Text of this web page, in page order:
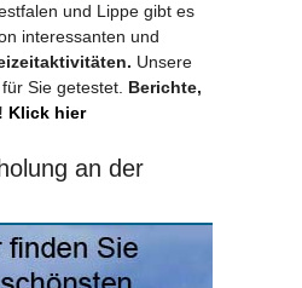
und Lippe gibt es
interessanten und
Unsere
Sie getestet. Berichte,
Klick hier
an der